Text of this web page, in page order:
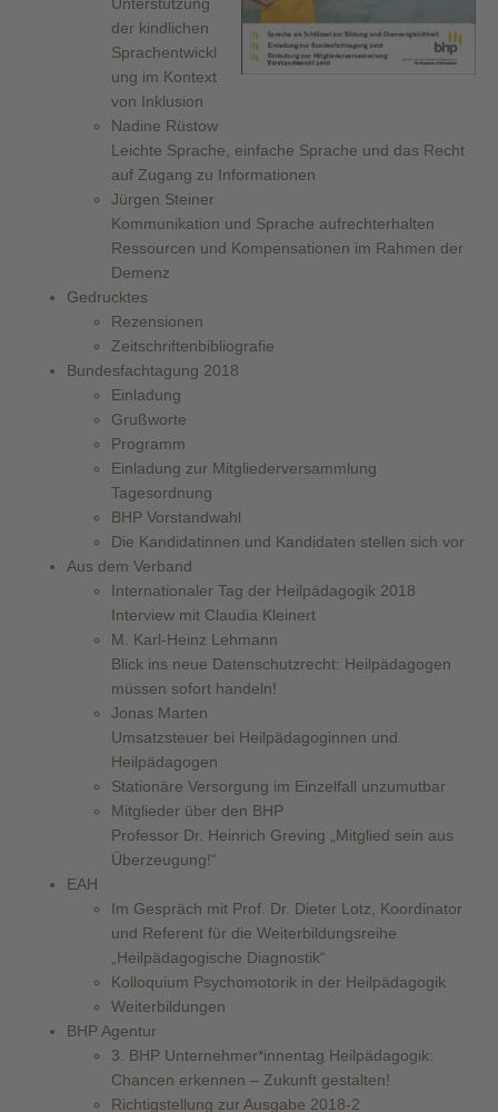
der kindlichen
Sprachentwickl
ung im Kontext
von Inklusion
Nadine Rüstow
Leichte Sprache, einfache Sprache und das Recht
auf Zugang zu Informationen
Jürgen Steiner
Kommunikation und Sprache aufrechterhalten
Ressourcen und Kompensationen im Rahmen der
Demenz
Gedrucktes
Rezensionen
Zeitschriftenbibliografie
Bundesfachtagung 2018
Einladung
Grußworte
Programm
Einladung zur Mitgliederversammlung
Tagesordnung
BHP Vorstandwahl
Die Kandidatinnen und Kandidaten stellen sich vor
Aus dem Verband
Internationaler Tag der Heilpädagogik 2018
Interview mit Claudia Kleinert
M. Karl-Heinz Lehmann
Blick ins neue Datenschutzrecht: Heilpädagogen
müssen sofort handeln!
Jonas Marten
Umsatzsteuer bei Heilpädagoginnen und
Heilpädagogen
Stationäre Versorgung im Einzelfall unzumutbar
Mitglieder über den BHP
Professor Dr. Heinrich Greving „Mitglied sein aus
Überzeugung!“
EAH
Im Gespräch mit Prof. Dr. Dieter Lotz, Koordinator
und Referent für die Weiterbildungsreihe
„Heilpädagogische Diagnostik“
Kolloquium Psychomotorik in der Heilpädagogik
Weiterbildungen
BHP Agentur
3. BHP Unternehmer*innentag Heilpädagogik:
Chancen erkennen – Zukunft gestalten!
Richtigstellung zur Ausgabe 2018-2